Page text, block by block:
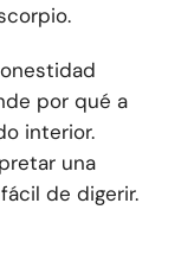
por qué a
interior.
una
de digerir.